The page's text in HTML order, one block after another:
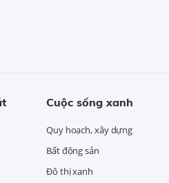
Cuộc sống xanh
Quy hoạch, xây dựng
Bất động sản
Đô thị xanh